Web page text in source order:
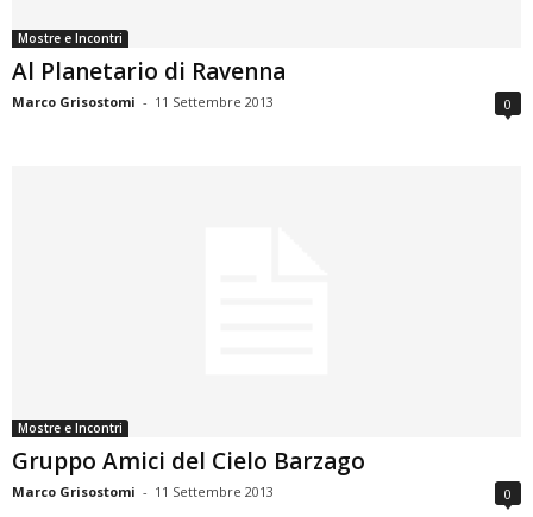
Mostre e Incontri
Al Planetario di Ravenna
Marco Grisostomi - 11 Settembre 2013 0
Mostre e Incontri
Gruppo Amici del Cielo Barzago
Marco Grisostomi - 11 Settembre 2013 0